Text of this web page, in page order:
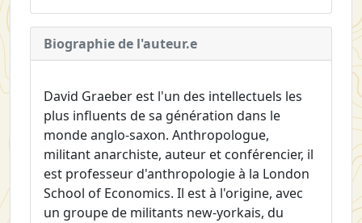
Biographie de l'auteur.e
David Graeber est l'un des intellectuels les
plus influents de sa génération dans le
monde anglo-saxon. Anthropologue,
militant anarchiste, auteur et conférencier, il
est professeur d'anthropologie à la London
School of Economics. Il est à l'origine, avec
un groupe de militants new-yorkais, du